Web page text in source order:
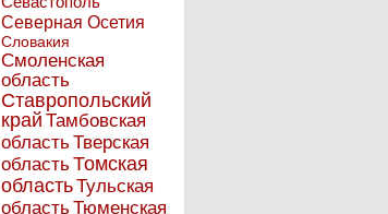
Северная Осетия
Словакия
Смоленская
область
Ставропольский
край Тамбовская
областьТверская
областьТомская
областьТульская
областьТюменская